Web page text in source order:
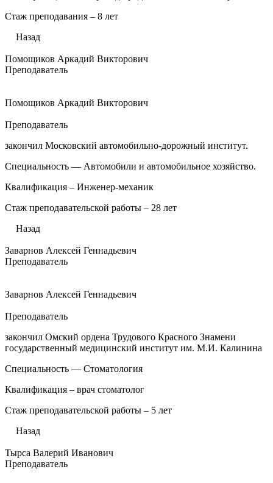
Стаж преподавания – 8 лет
Назад
Помощиков Аркадий Викторович
Преподаватель
Помощиков Аркадий Викторович
Преподаватель
закончил Московский автомобильно-дорожный институт.
Специальность — Автомобили и автомобильное хозяйство.
Квалификация – Инженер-механик
Стаж преподавательской работы – 28 лет
Назад
Заварнов Алексей Геннадьевич
Преподаватель
Заварнов Алексей Геннадьевич
Преподаватель
закончил Омский ордена Трудового Красного Знамени
государственный медицинский институт им. М.И. Калинина
Специальность — Стоматология
Квалификация – врач стоматолог
Стаж преподавательской работы – 5 лет
Назад
Тырса Валерий Иванович
Преподаватель